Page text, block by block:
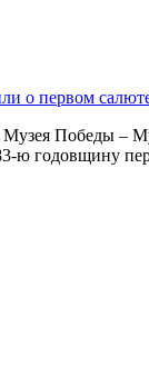
о первом
Победы –
ю годовщину